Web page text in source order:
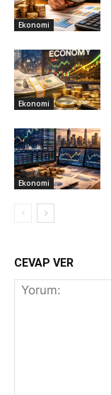
Ekonomi
Ekonomi
Ekonomi
CEVAP VER